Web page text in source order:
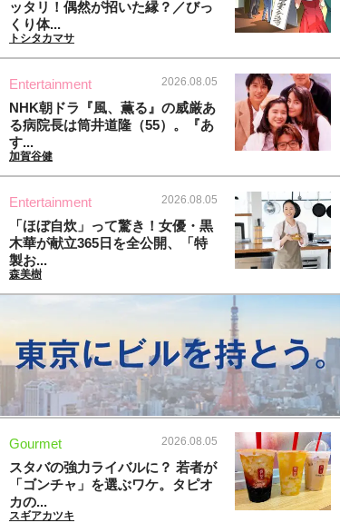
ッタリ！偶然が招いた縁？／びっ
くり体...
トシタカマサ
Entertainment 2026.08.05
NHK朝ドラ『風、薫る』の威厳あ
る病院長は筒井道隆（55）。『あ
す...
加賀谷健
Entertainment 2026.08.05
「ほぼ自炊」って驚き！女優・黒
木華が献立365日を全公開、「特
製お...
森美樹
Gourmet 2026.08.05
スタバの強力ライバルに？ 若者が
「ゴンチャ」を選ぶワケ。タピオ
カの...
スギアカツキ